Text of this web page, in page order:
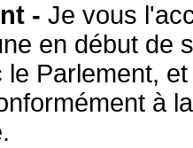
- Je vous
en début de
le Parlement,
à